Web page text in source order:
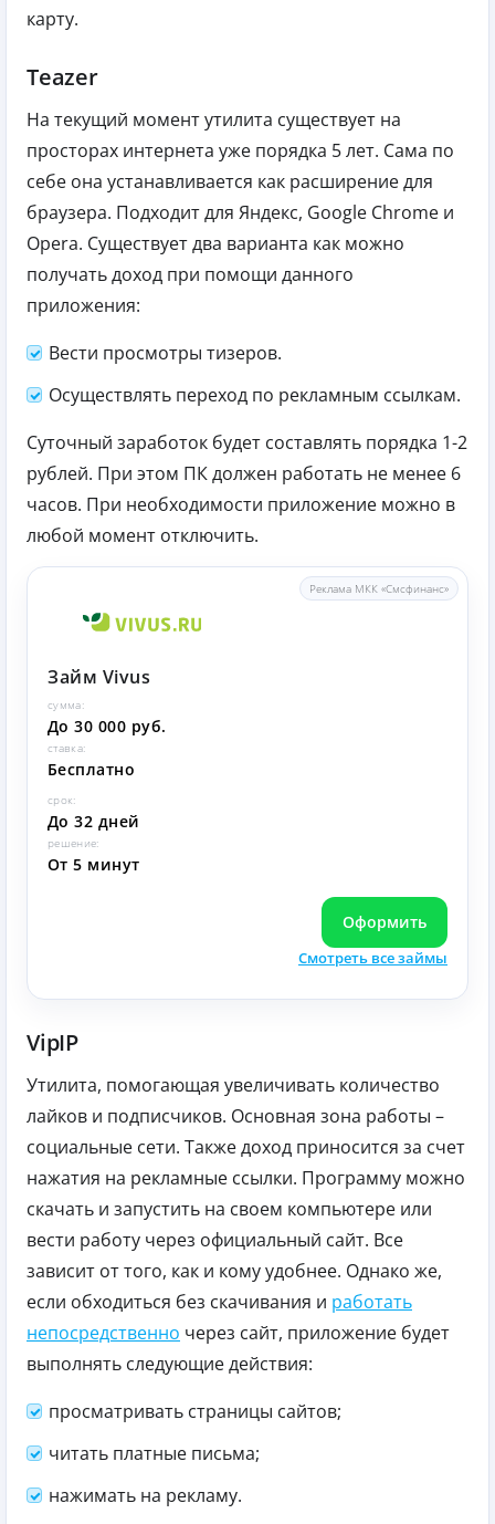
карту.
Teazer
На текущий момент утилита существует на
просторах интернета уже порядка 5 лет. Сама по
себе она устанавливается как расширение для
браузера. Подходит для Яндекс, Google Chrome и
Opera. Существует два варианта как можно
получать доход при помощи данного
приложения:
Вести просмотры тизеров.
Осуществлять переход по рекламным ссылкам.
Суточный заработок будет составлять порядка 1-2
рублей. При этом ПК должен работать не менее 6
часов. При необходимости приложение можно в
любой момент отключить.
Реклама МКК «Смсфинанс»
Займ Vivus
сумма:
До 30 000 руб.
ставка:
Бесплатно
срок:
До 32 дней
решение:
От 5 минут
Оформить
Смотреть все займы
VipIP
Утилита, помогающая увеличивать количество
лайков и подписчиков. Основная зона работы –
социальные сети. Также доход приносится за счет
нажатия на рекламные ссылки. Программу можно
скачать и запустить на своем компьютере или
вести работу через официальный сайт. Все
зависит от того, как и кому удобнее. Однако же,
если обходиться без скачивания и работать
непосредственно через сайт, приложение будет
выполнять следующие действия:
просматривать страницы сайтов;
читать платные письма;
нажимать на рекламу.